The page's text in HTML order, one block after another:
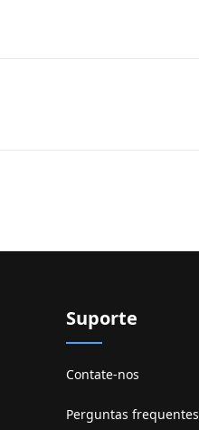
Suporte
Contate-nos
Perguntas frequentes